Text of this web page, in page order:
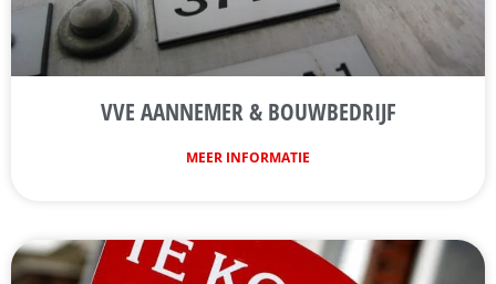
VVE AANNEMER & BOUWBEDRIJF
MEER INFORMATIE